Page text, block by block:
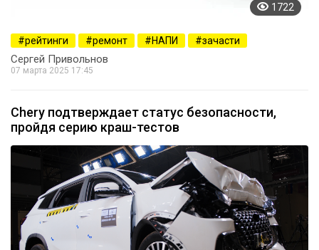
1722
рейтинги ремонт НАПИ зачасти
Сергей Привольнов
07 марта 2025 17:45
Chery подтверждает статус безопасности,
пройдя серию краш-тестов